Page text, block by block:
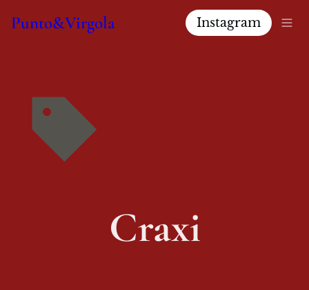
Punto&Virgola Instagram
Craxi